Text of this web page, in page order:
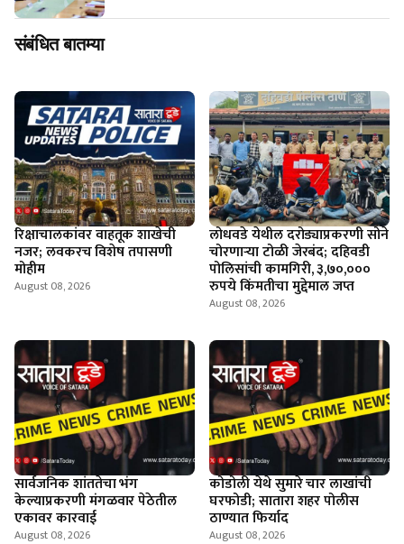
संबंधित बातम्या
रिक्षाचालकांवर वाहतूक शाखेची
नजर; लवकरच विशेष तपासणी
मोहीम
August 08, 2026
लोधवडे येथील दरोड्याप्रकरणी सोने
चोरणाऱ्या टोळी जेरबंद; दहिवडी
पोलिसांची कामगिरी, ३,७०,०००
रुपये किंमतीचा मुद्देमाल जप्त
August 08, 2026
सार्वजनिक शांततेचा भंग
केल्याप्रकरणी मंगळवार पेठेतील
एकावर कारवाई
August 08, 2026
कोडोली येथे सुमारे चार लाखांची
घरफोडी; सातारा शहर पोलीस
ठाण्यात फिर्याद
August 08, 2026